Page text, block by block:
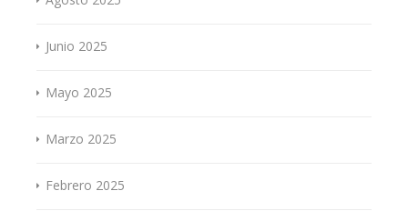
Junio 2025
Mayo 2025
Marzo 2025
Febrero 2025